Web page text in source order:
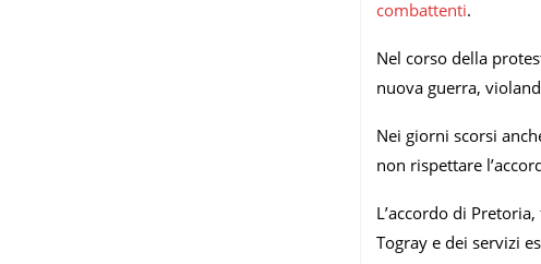
combattenti.
Nel corso della
nuova guerra,
Nei giorni scorsi
non rispettare
L’accordo di
Togray e dei servizi